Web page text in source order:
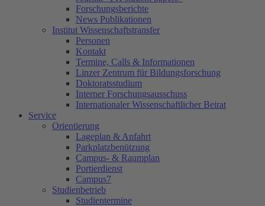
Forschungsberichte
News Publikationen
Institut Wissenschaftstransfer
Personen
Kontakt
Termine, Calls & Informationen
Linzer Zentrum für Bildungsforschung
Doktoratsstudium
Interner Forschungsausschuss
Internationaler Wissenschaftlicher Beirat
Service
Orientierung
Lageplan & Anfahrt
Parkplatzbenützung
Campus- & Raumplan
Portierdienst
Campus7
Studienbetrieb
Studientermine